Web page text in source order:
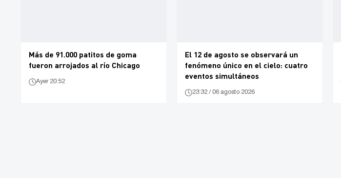
Más de 91.000 patitos de goma
fueron arrojados al río Chicago
Ayer 20:52
El 12 de agosto se observará un
fenómeno único en el cielo: cuatro
eventos simultáneos
23:32 / 06 agosto 2026